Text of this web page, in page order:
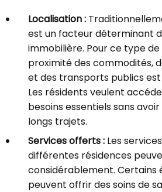
Localisation :
est un facteur déterminant
immobilière. Pour ce type
proximité des commodités,
et des transports publics
Les résidents veulent
besoins essentiels sans
longs trajets.
Services offerts : Les
différentes résidences
considérablement. Certains
peuvent offrir des soins de